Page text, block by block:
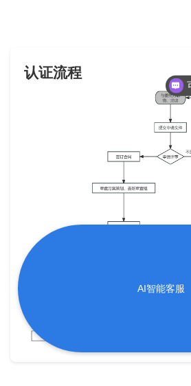
认证流程
AI智能客服